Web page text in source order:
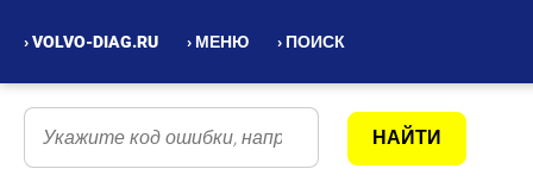
› VOLVO-DIAG.RU › МЕНЮ › ПОИСК